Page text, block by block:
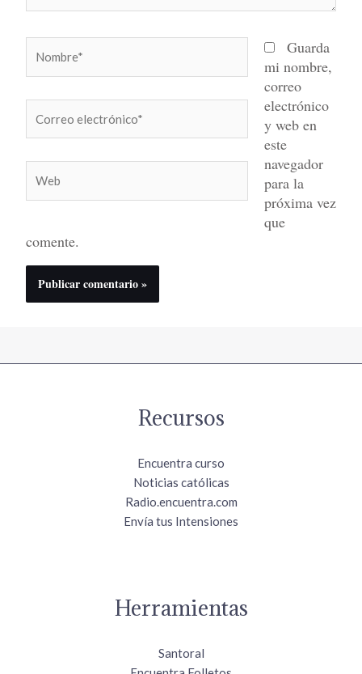
electrónico*
Guarda
mi nombre,
correo
electrónico
y web en
este
navegador
para la
próxima vez
que
comente.
Recursos
Encuentra curso
Noticias católicas
Radio.encuentra.com
Envía tus Intensiones
Herramientas
Santoral